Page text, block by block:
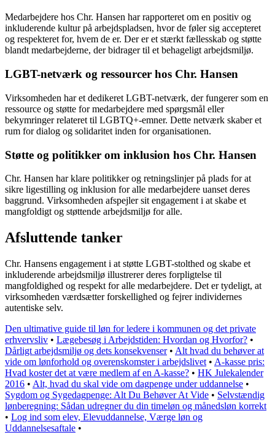
Medarbejdere hos Chr. Hansen har rapporteret om en positiv og
inkluderende kultur på arbejdspladsen, hvor de føler sig accepteret
og respekteret for, hvem de er. Der er et stærkt fællesskab og støtte
blandt medarbejderne, der bidrager til et behageligt arbejdsmiljø.
LGBT-netværk og ressourcer hos Chr. Hansen
Virksomheden har et dedikeret LGBT-netværk, der fungerer som en
ressource og støtte for medarbejdere med spørgsmål eller
bekymringer relateret til LGBTQ+-emner. Dette netværk skaber et
rum for dialog og solidaritet inden for organisationen.
Støtte og politikker om inklusion hos Chr. Hansen
Chr. Hansen har klare politikker og retningslinjer på plads for at
sikre ligestilling og inklusion for alle medarbejdere uanset deres
baggrund. Virksomheden afspejler sit engagement i at skabe et
mangfoldigt og støttende arbejdsmiljø for alle.
Afsluttende tanker
Chr. Hansens engagement i at støtte LGBT-stolthed og skabe et
inkluderende arbejdsmiljø illustrerer deres forpligtelse til
mangfoldighed og respekt for alle medarbejdere. Det er tydeligt, at
virksomheden værdsætter forskellighed og fejrer individernes
autentiske selv.
Den ultimative guide til løn for ledere i kommunen og det private
erhvervsliv • Lægebesøg i Arbejdstiden: Hvordan og Hvorfor? •
Dårligt arbejdsmiljø og dets konsekvenser• Alt hvad du behøver at
vide om lønforhold og overenskomster i arbejdslivet • A-kasse pris:
Hvad koster det at være medlem af en A-kasse? • HK Julekalender
2016 • Alt, hvad du skal vide om dagpenge under uddannelse •
Sygdom og Sygedagpenge: Alt Du Behøver At Vide • Selvstændig
lønberegning: Sådan udregner du din timeløn og månedsløn korrekt
• Log ind som elev, Elevuddannelse, Værge løn og
Uddannelsesaftale •